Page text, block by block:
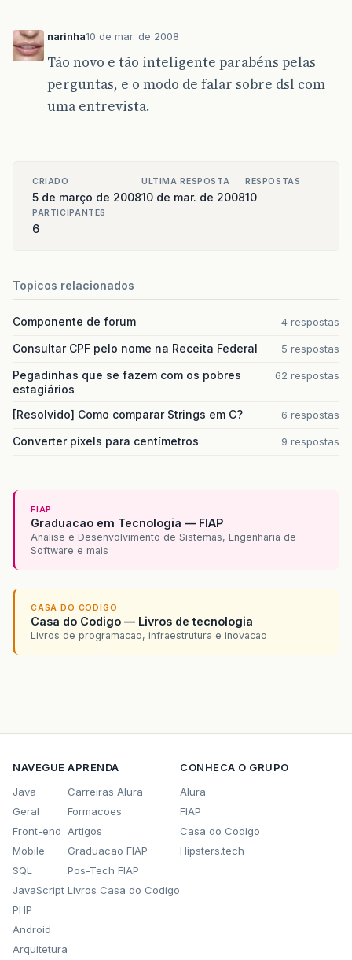
narinha10 de mar. de 2008
Tão novo e tão inteligente parabéns pelas
perguntas, e o modo de falar sobre dsl com
uma entrevista.
CRIADO
5 de março de 2008
ULTIMA RESPOSTA
10 de mar. de 2008
RESPOSTAS
10
PARTICIPANTES
6
Topicos relacionados
Componente de forum 4 respostas
Consultar CPF pelo nome na Receita Federal 5 respostas
Pegadinhas que se fazem com os pobres
estagiários
62 respostas
[Resolvido] Como comparar Strings em C? 6 respostas
Converter pixels para centímetros 9 respostas
FIAP
Graduacao em Tecnologia — FIAP
Analise e Desenvolvimento de Sistemas, Engenharia de
Software e mais
CASA DO CODIGO
Casa do Codigo — Livros de tecnologia
Livros de programacao, infraestrutura e inovacao
NAVEGUE
Java
Geral
Front-end
Mobile
SQL
JavaScript
PHP
Android
Arquitetura
APRENDA
Carreiras Alura
Formacoes
Artigos
Graduacao FIAP
Pos-Tech FIAP
Livros Casa do Codigo
CONHECA O GRUPO
Alura
FIAP
Casa do Codigo
Hipsters.tech